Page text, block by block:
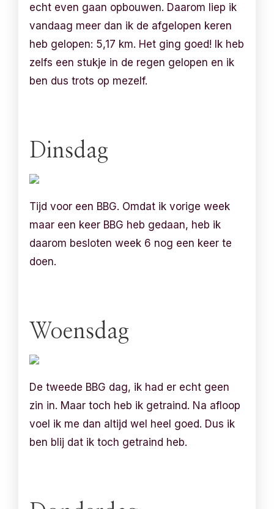
echt even gaan opbouwen. Daarom liep ik
vandaag meer dan ik de afgelopen keren
heb gelopen: 5,17 km. Het ging goed! Ik heb
zelfs een stukje in de regen gelopen en ik
ben dus trots op mezelf.
Dinsdag
Tijd voor een BBG. Omdat ik vorige week
maar een keer BBG heb gedaan, heb ik
daarom besloten week 6 nog een keer te
doen.
Woensdag
De tweede BBG dag, ik had er echt geen
zin in. Maar toch heb ik getraind. Na afloop
voel ik me dan altijd wel heel goed. Dus ik
ben blij dat ik toch getraind heb.